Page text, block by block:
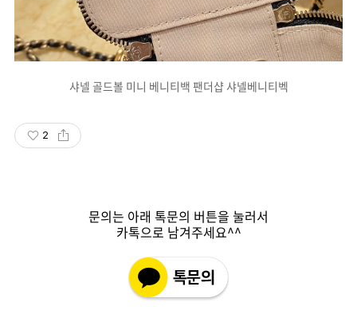
샤넬 골드볼 미니 베니티백 팬더샵 샤넬베니티벡
2
문의는 아래 톡문의 버튼을 눌러서
카톡으로 남겨주세요^^